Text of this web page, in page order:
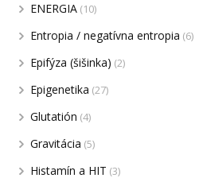
ENERGIA (10)
Entropia / negatívna entropia (6)
Epifýza (šišinka) (2)
Epigenetika (27)
Glutatión (4)
Gravitácia (5)
Histamín a HIT (3)